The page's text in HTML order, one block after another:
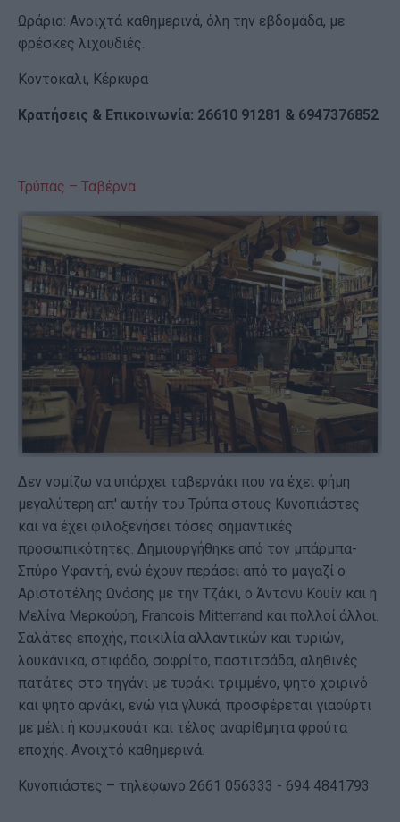
Ωράριο: Ανοιχτά καθημερινά, όλη την εβδομάδα, με
φρέσκες λιχουδιές.
Κοντόκαλι, Κέρκυρα
Κρατήσεις & Επικοινωνία: 26610 91281 & 6947376852
Τρύπας – Ταβέρνα
Δεν νομίζω να υπάρχει ταβερνάκι που να έχει φήμη
μεγαλύτερη απ' αυτήν του Τρύπα στους Κυνοπιάστες
και να έχει φιλοξενήσει τόσες σημαντικές
προσωπικότητες. Δημιουργήθηκε από τον μπάρμπα-
Σπύρο Υφαντή, ενώ έχουν περάσει από το μαγαζί ο
Αριστοτέλης Ωνάσης με την Τζάκι, ο Άντονυ Κουίν και η
Μελίνα Μερκούρη, Francois Mitterrand και πολλοί άλλοι.
Σαλάτες εποχής, ποικιλία αλλαντικών και τυριών,
λουκάνικα, στιφάδο, σοφρίτο, παστιτσάδα, αληθινές
πατάτες στο τηγάνι με τυράκι τριμμένο, ψητό χοιρινό
και ψητό αρνάκι, ενώ για γλυκά, προσφέρεται γιαούρτι
με μέλι ή κουμκουάτ και τέλος αναρίθμητα φρούτα
εποχής. Ανοιχτό καθημερινά.
Κυνοπιάστες – τηλέφωνο 2661 056333 - 694 4841793